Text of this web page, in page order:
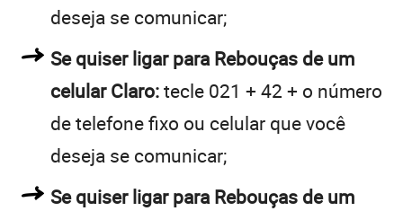
deseja se comunicar;
Se quiser ligar para Rebouças de um
celular Claro:tecle 021 + 42 + o número
de telefone fixo ou celular que você
deseja se comunicar;
Se quiser ligar para Rebouças de um